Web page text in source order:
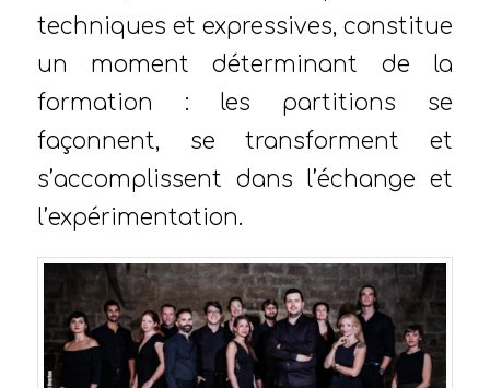
techniques et expressives, constitue
un moment déterminant de la
formation : les partitions se
façonnent, se transforment et
s’accomplissent dans l’échange et
l’expérimentation.